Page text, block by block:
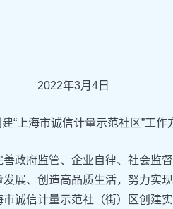
2022年3月4日
“上海市诚信计量示范社区”工作
政府监管、企业自律、社会监
展、创造高品质生活，努力实
诚信计量示范社（街）区创建